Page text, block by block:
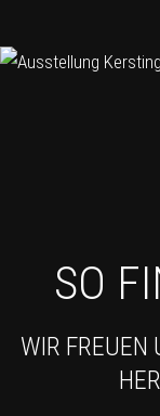
SO
WIR FREUEN